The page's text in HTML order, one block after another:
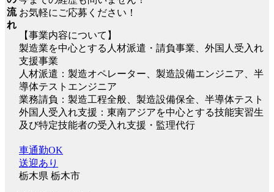
流
れ
お気軽にご応募ください！
【事業内容について】
製造業を中心とする人材派遣・請負事業、外国人受入れ
支援事業
人材派遣：製造オペレーター、製造設備エンジニア、半
導体テストエンジニア
業務請負：製造工程全般、製造設備保全、半導体テスト
外国人受入れ支援：東南アジアを中心とする技能実習生
及び特定技能者の受入れ支援・監理代行
車通勤OK
送迎あり
栃木県 栃木市